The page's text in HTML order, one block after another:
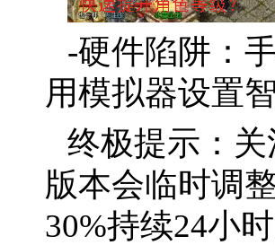
-硬件陷阱：
用模拟器设置
终极提示：
版本会临时调
30%持续24小